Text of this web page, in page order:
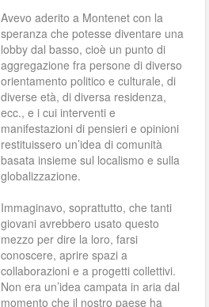
Avevo aderito a Montenet con la
speranza che potesse diventare una
lobby dal basso, cioè un punto di
aggregazione fra persone di diverso
orientamento politico e culturale, di
diverse età, di diversa residenza,
ecc., e i cui interventi e
manifestazioni di pensieri e opinioni
restituissero un’idea di comunità
basata insieme sul localismo e sulla
globalizzazione.
Immaginavo, soprattutto, che tanti
giovani avrebbero usato questo
mezzo per dire la loro, farsi
conoscere, aprire spazi a
collaborazioni e a progetti collettivi.
Non era un’idea campata in aria dal
momento che il nostro paese ha